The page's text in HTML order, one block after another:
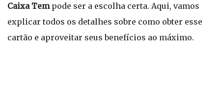
Caixa Tempode ser a escolha certa. Aqui, vamos
explicar todos os detalhes sobre como obter esse
cartão e aproveitar seus benefícios ao máximo.